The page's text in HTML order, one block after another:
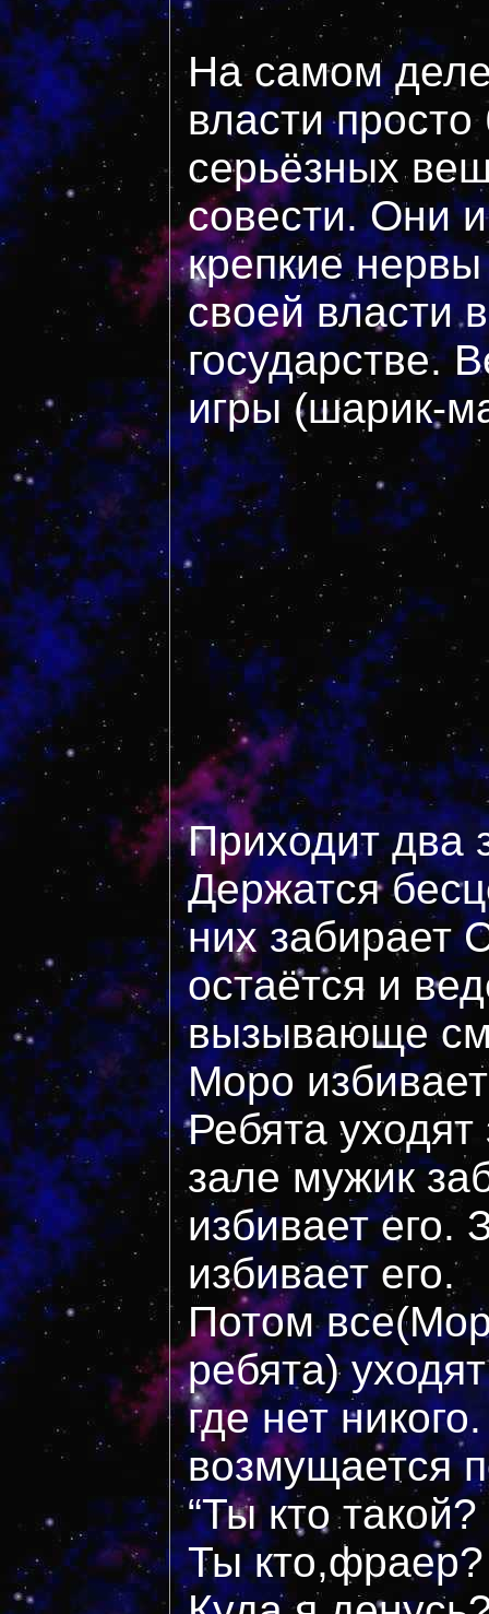
На самом
власти
серьёзных
совести. Они
крепкие
своей власти
государстве.
игры (шарик-
Приходит два
Держатся
них забирает
остаётся и
вызывающе
Моро
Ребята
зале мужик
избивает его.
избивает его.
Потом
ребята)
где нет
возмущается
“Ты кто
Ты